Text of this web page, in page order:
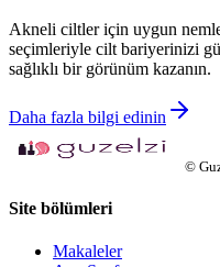
Akneli ciltler için uygun
seçimleriyle cilt bariyerinizi
sağlıklı bir görünüm kazanın.
Daha fazla bilgi edinin
©
Site bölümleri
Makaleler